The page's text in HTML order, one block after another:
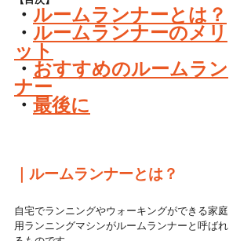
・ ルームランナーとは？
・ ルームランナーのメリ
ット
・ おすすめのルームラン
ナー
・ 最後に
｜ルームランナーとは？
自宅でランニングやウォーキングができる家庭
用ランニングマシンがルームランナーと呼ばれ